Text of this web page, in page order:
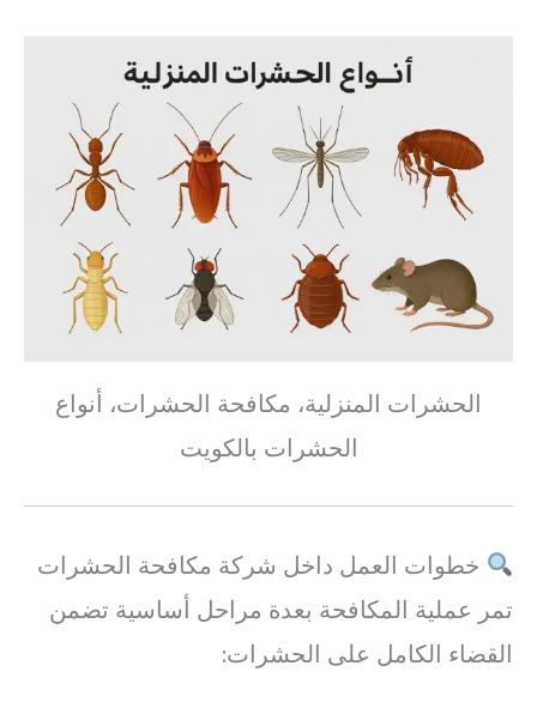
الحشرات المنزلية، مكافحة الحشرات، أنواع
الحشرات بالكويت
خطوات العمل داخل شركة مكافحة الحشرات
تمر عملية المكافحة بعدة مراحل أساسية تضمن
القضاء الكامل على الحشرات: